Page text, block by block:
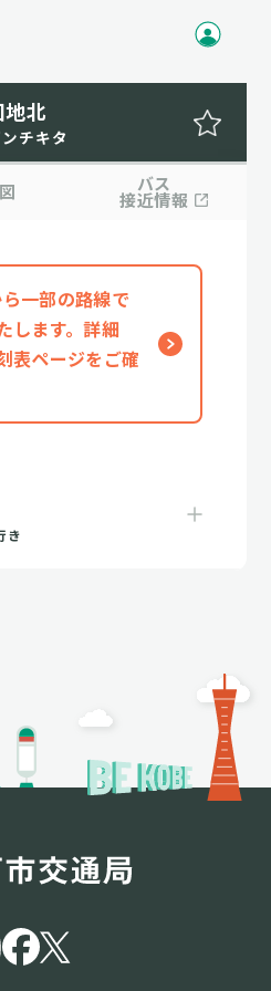
北
チキタ
バス
接近情報
一部の路線で
します。詳細
表ページをご確
き